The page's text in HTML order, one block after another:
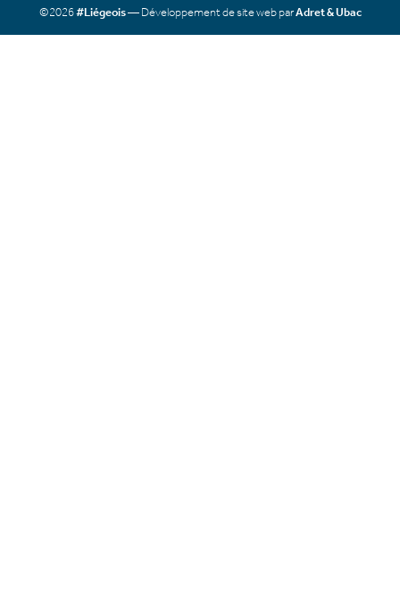
©2026#Liégeois— Développement de site web parAdret & Ubac